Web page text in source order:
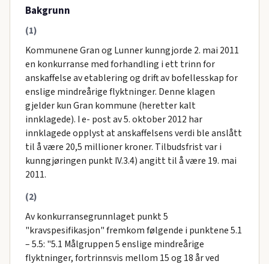
Bakgrunn
(1)
Kommunene Gran og Lunner kunngjorde 2. mai 2011
en konkurranse med forhandling i ett trinn for
anskaffelse av etablering og drift av bofellesskap for
enslige mindreårige flyktninger. Denne klagen
gjelder kun Gran kommune (heretter kalt
innklagede). I e- post av 5. oktober 2012 har
innklagede opplyst at anskaffelsens verdi ble anslått
til å være 20,5 millioner kroner. Tilbudsfrist var i
kunngjøringen punkt IV.3.4) angitt til å være 19. mai
2011.
(2)
Av konkurransegrunnlaget punkt 5
"kravspesifikasjon" fremkom følgende i punktene 5.1
– 5.5: "5.1 Målgruppen 5 enslige mindreårige
flyktninger, fortrinnsvis mellom 15 og 18 år ved